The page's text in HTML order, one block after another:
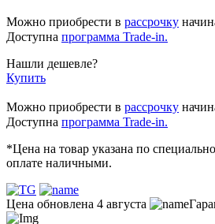
Можно приобрести в рассрочку
Доступна программа Trade-in.
Нашли дешевле?
Купить
Можно приобрести в рассрочку
Доступна программа Trade-in.
*Цена на товар указана по
оплате наличными.
Цена обновлена 4 августа